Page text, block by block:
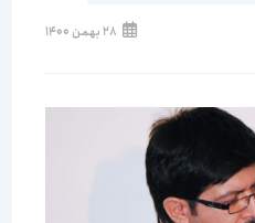
28 بهمن 1400